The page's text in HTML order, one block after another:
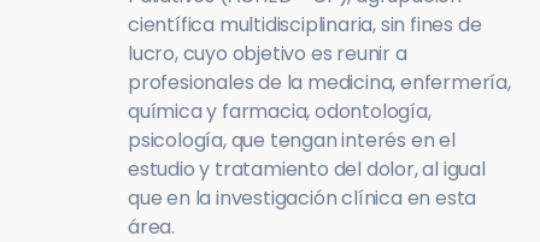
científica multidisciplinaria, sin fines de
lucro, cuyo objetivo es reunir a
profesionales de la medicina, enfermería,
química y farmacia, odontología,
psicología, que tengan interés en el
estudio y tratamiento del dolor, al igual
que en la investigación clínica en esta
área.